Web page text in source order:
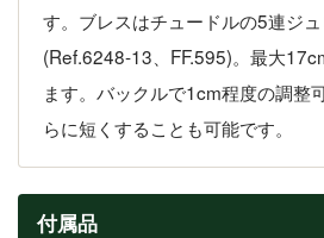
す。ブレスはチュードルの5連ジ
(Ref.6248-13、FF.595)。最大
ます。バックルで1cm程度の調整
らに短くすることも可能です。
付属品